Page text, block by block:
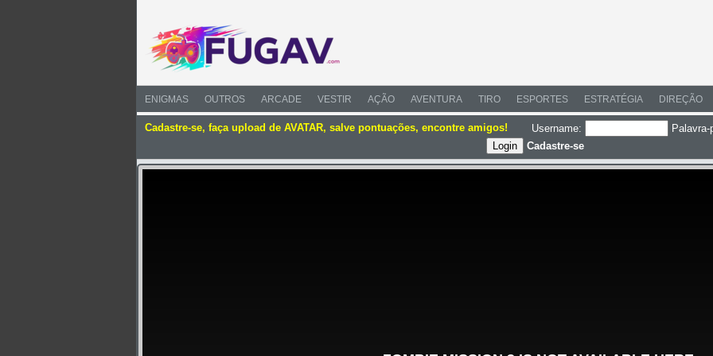
ENIGMAS OUTROS ARCADE VESTIR AÇÃO AVENTURA TIRO ESPORTES ESTRATÉGIA DIREÇÃO
Cadastre-se, faça upload de AVATAR, salve pontuações, encontre amigos! Username: Palavra-
Cadastre-se